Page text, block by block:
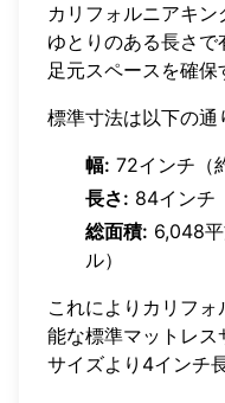
カリフォルニアキ
ゆとりのある長さ
足元スペースを確保
標準寸法は以下の通
幅: 72インチ（
長さ: 84インチ
総面積: 6,048
ル）
これによりカリフ
能な標準マットレ
サイズより4インチ